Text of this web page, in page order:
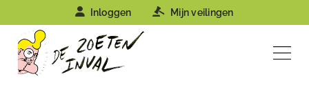
Inloggen Mijn veilingen